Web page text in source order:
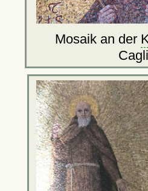
Mosaik an der